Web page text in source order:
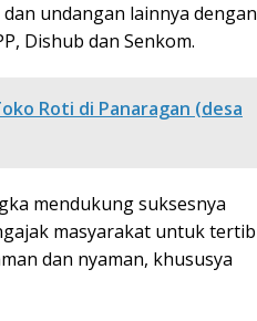
dan undangan lainnya dengan
Dishub dan Senkom.
Roti di Panaragan (desa
mendukung suksesnya
masyarakat untuk tertib
dan nyaman, khususya